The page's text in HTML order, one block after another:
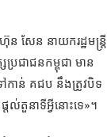
ហ៊ុន សែន នាយករដ្ឋមន្រ្តី
រជាជនកម្ពុជា មាន
កាន់ គជប នឹងត្រូវបិទ
តល់តួនាទីអ្វីនោះទេ»។